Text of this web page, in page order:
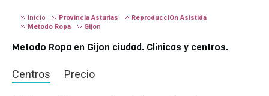
Inicio Provincia Asturias
ReproducciÓn Asistida
Metodo Ropa
Gijon
Metodo Ropa en Gijon ciudad. Clínicas y centros.
Centros Precio